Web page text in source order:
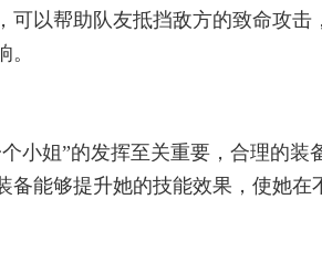
可以帮助队友抵挡敌方的致命攻击
小姐”的发挥至关重要，合理的装
备能够提升她的技能效果，使她在